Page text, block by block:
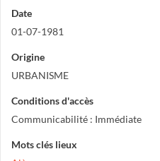
Date
01-07-1981
Origine
URBANISME
Conditions d'accès
Communicabilité : Immédiate
Mots clés lieux